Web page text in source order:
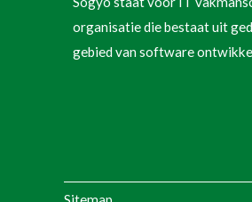
organisatie die bestaat uit
gebied van software